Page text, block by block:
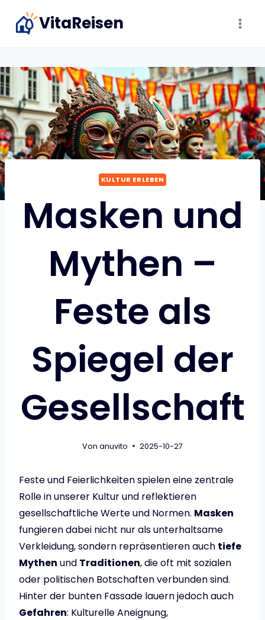
Inhalt
VitaReisen
KULTUR ERLEBEN
Masken und
Mythen –
Feste als
Spiegel der
Gesellschaft
Von anuvito 2025-10-27
Feste und Feierlichkeiten spielen eine zentrale
Rolle in unserer Kultur und reflektieren
gesellschaftliche Werte und Normen. Masken
fungieren dabei nicht nur als unterhaltsame
Verkleidung, sondern repräsentieren auch tiefe
Mythen und Traditionen, die oft mit sozialen
oder politischen Botschaften verbunden sind.
Hinter der bunten Fassade lauern jedoch auch
Gefahren: Kulturelle Aneignung,